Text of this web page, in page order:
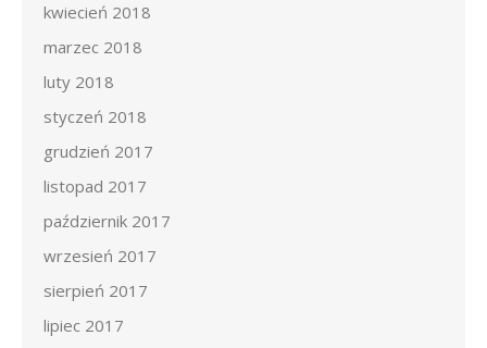
kwiecień 2018
marzec 2018
luty 2018
styczeń 2018
grudzień 2017
listopad 2017
październik 2017
wrzesień 2017
sierpień 2017
lipiec 2017